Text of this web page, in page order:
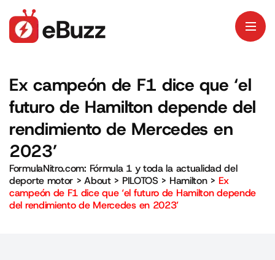
Ex campeón de F1 dice que ‘el
futuro de Hamilton depende del
rendimiento de Mercedes en
2023’
FormulaNitro.com: Fórmula 1 y toda la actualidad del
deporte motor >About> PILOTOS > Hamilton> Ex
campeón de F1 dice que ‘el futuro de Hamilton depende
del rendimiento de Mercedes en 2023’